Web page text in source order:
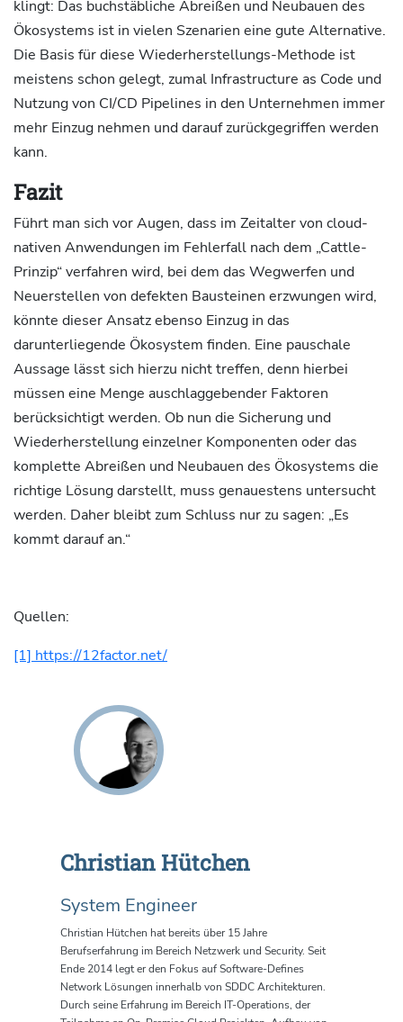
klingt: Das buchstäbliche Abreißen und Neubauen des
Ökosystems ist in vielen Szenarien eine gute Alternative.
Die Basis für diese Wiederherstellungs-Methode ist
meistens schon gelegt, zumal Infrastructure as Code und
Nutzung von CI/CD Pipelines in den Unternehmen immer
mehr Einzug nehmen und darauf zurückgegriffen werden
kann.
Fazit
Führt man sich vor Augen, dass im Zeitalter von cloud-
nativen Anwendungen im Fehlerfall nach dem „Cattle-
Prinzip“ verfahren wird, bei dem das Wegwerfen und
Neuerstellen von defekten Bausteinen erzwungen wird,
könnte dieser Ansatz ebenso Einzug in das
darunterliegende Ökosystem finden. Eine pauschale
Aussage lässt sich hierzu nicht treffen, denn hierbei
müssen eine Menge auschlaggebender Faktoren
berücksichtigt werden. Ob nun die Sicherung und
Wiederherstellung einzelner Komponenten oder das
komplette Abreißen und Neubauen des Ökosystems die
richtige Lösung darstellt, muss genauestens untersucht
werden. Daher bleibt zum Schluss nur zu sagen: „Es
kommt darauf an.“
Quellen:
[1] https://12factor.net/
Christian Hütchen
System Engineer
Christian Hütchen hat bereits über 15 Jahre
Berufserfahrung im Bereich Netzwerk und Security. Seit
Ende 2014 legt er den Fokus auf Software-Defines
Network Lösungen innerhalb von SDDC Architekturen.
Durch seine Erfahrung im Bereich IT-Operations, der